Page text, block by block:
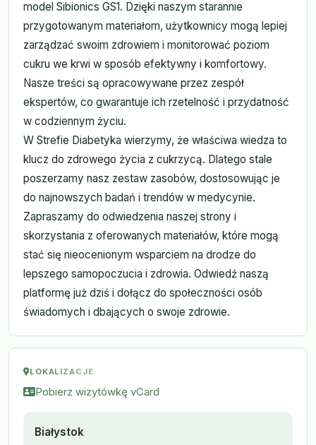
model Sibionics GS1. Dzięki naszym starannie
przygotowanym materiałom, użytkownicy mogą lepiej
zarządzać swoim zdrowiem i monitorować poziom
cukru we krwi w sposób efektywny i komfortowy.
Nasze treści są opracowywane przez zespół
ekspertów, co gwarantuje ich rzetelność i przydatność
w codziennym życiu.
W Strefie Diabetyka wierzymy, że właściwa wiedza to
klucz do zdrowego życia z cukrzycą. Dlatego stale
poszerzamy nasz zestaw zasobów, dostosowując je
do najnowszych badań i trendów w medycynie.
Zapraszamy do odwiedzenia naszej strony i
skorzystania z oferowanych materiałów, które mogą
stać się nieocenionym wsparciem na drodze do
lepszego samopoczucia i zdrowia. Odwiedź naszą
platformę już dziś i dołącz do społeczności osób
świadomych i dbających o swoje zdrowie.
LOKALIZACJE
Pobierz wizytówkę vCard
Białystok